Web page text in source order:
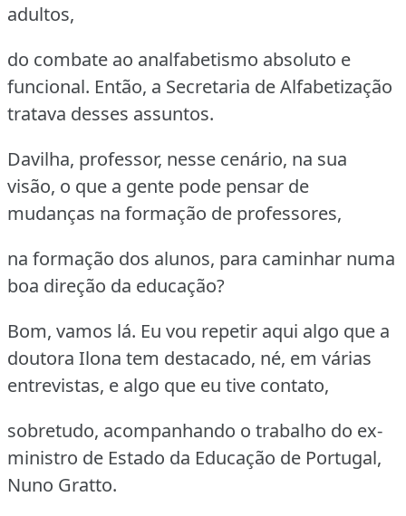
adultos,
do combate ao analfabetismo absoluto e
funcional. Então, a Secretaria de Alfabetização
tratava desses assuntos.
Davilha, professor, nesse cenário, na sua
visão, o que a gente pode pensar de
mudanças na formação de professores,
na formação dos alunos, para caminhar numa
boa direção da educação?
Bom, vamos lá. Eu vou repetir aqui algo que a
doutora Ilona tem destacado, né, em várias
entrevistas, e algo que eu tive contato,
sobretudo, acompanhando o trabalho do ex-
ministro de Estado da Educação de Portugal,
Nuno Gratto.